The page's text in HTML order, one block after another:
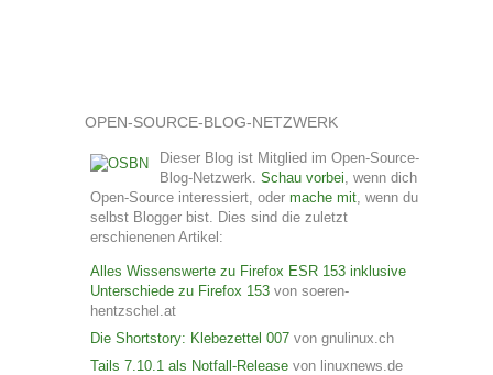
OPEN-SOURCE-BLOG-NETZWERK
Dieser Blog ist Mitglied im Open-Source-
Blog-Netzwerk. Schau vorbei, wenn dich
Open-Source interessiert, oder mache mit, wenn du
selbst Blogger bist. Dies sind die zuletzt
erschienenen Artikel:
Alles Wissenswerte zu Firefox ESR 153 inklusive
Unterschiede zu Firefox 153von soeren-
hentzschel.at
Die Shortstory: Klebezettel 007von gnulinux.ch
Tails 7.10.1 als Notfall-Releasevon linuxnews.de